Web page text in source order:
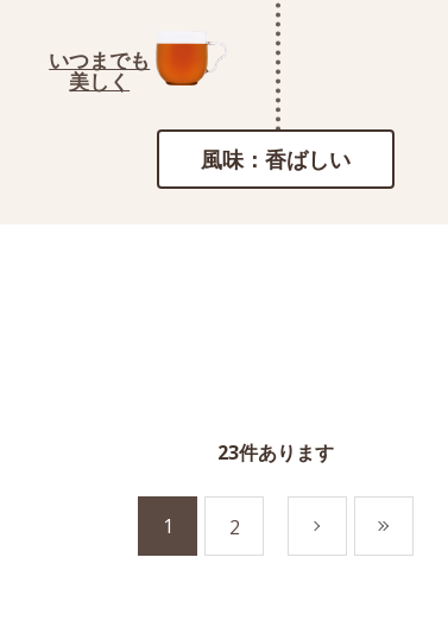
風味：香ばしい
いつまでも
美しく
23件あります
1 2